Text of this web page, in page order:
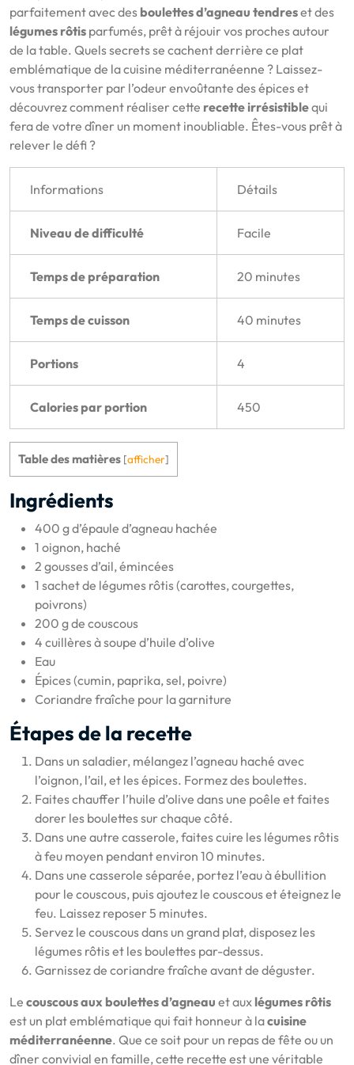
parfaitement avec des boulettes d’agneau tendreset des
légumes rôtis parfumés, prêt à réjouir vos proches autour
de la table. Quels secrets se cachent derrière ce plat
emblématique de la cuisine méditerranéenne ? Laissez-
vous transporter par l’odeur envoûtante des épices et
découvrez comment réaliser cette recette irrésistiblequi
fera de votre dîner un moment inoubliable. Êtes-vous prêt à
relever le défi ?
Informations Détails
Niveau de difficulté Facile
Temps de préparation 20 minutes
Temps de cuisson 40 minutes
Portions 4
Calories par portion 450
Table des matières [afficher]
Ingrédients
400 g d’épaule d’agneau hachée
1 oignon, haché
2 gousses d’ail, émincées
1 sachet de légumes rôtis (carottes, courgettes,
poivrons)
200 g de couscous
4 cuillères à soupe d’huile d’olive
Eau
Épices (cumin, paprika, sel, poivre)
Coriandre fraîche pour la garniture
Étapes de la recette
Dans un saladier, mélangez l’agneau haché avec
l’oignon, l’ail, et les épices. Formez des boulettes.
Faites chauffer l’huile d’olive dans une poêle et faites
dorer les boulettes sur chaque côté.
Dans une autre casserole, faites cuire les légumes rôtis
à feu moyen pendant environ 10 minutes.
Dans une casserole séparée, portez l’eau à ébullition
pour le couscous, puis ajoutez le couscous et éteignez le
feu. Laissez reposer 5 minutes.
Servez le couscous dans un grand plat, disposez les
légumes rôtis et les boulettes par-dessus.
Garnissez de coriandre fraîche avant de déguster.
Le couscous aux boulettes d’agneau et aux légumes rôtis
est un plat emblématique qui fait honneur à lacuisine
méditerranéenne. Que ce soit pour un repas de fête ou un
dîner convivial en famille, cette recette est une véritable